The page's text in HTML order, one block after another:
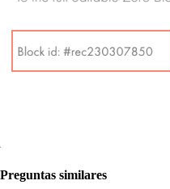
Preguntas similares